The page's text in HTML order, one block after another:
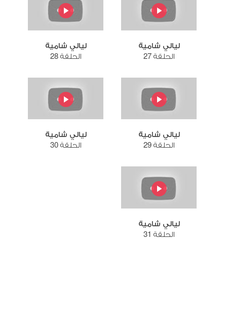
ليالي شامية
الحلقة 27
ليالي شامية
الحلقة 28
ليالي شامية
الحلقة 29
ليالي شامية
الحلقة 30
ليالي شامية
الحلقة 31